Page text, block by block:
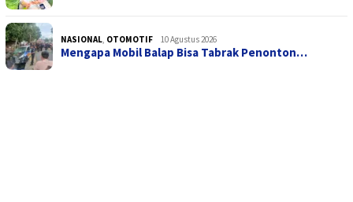
NASIONAL OTOMOTIF 10 Agustus 2026
Mengapa Mobil Balap Bisa Tabrak Penonton…